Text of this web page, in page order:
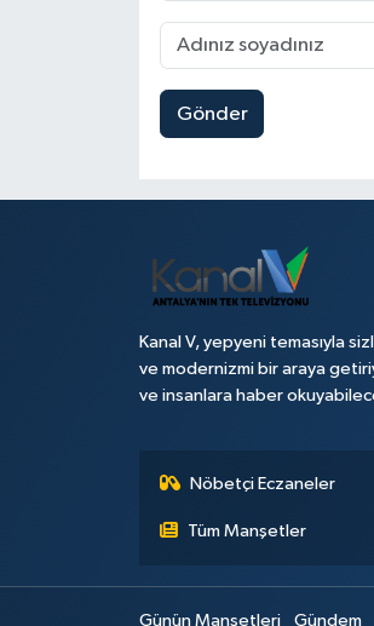
Gönder
Kanal V, yepyeni temasıyla
ve modernizmi bir araya
ve insanlara haber
Nöbetçi Eczaneler
Tüm Manşetler
Günün Manşetleri Gündem